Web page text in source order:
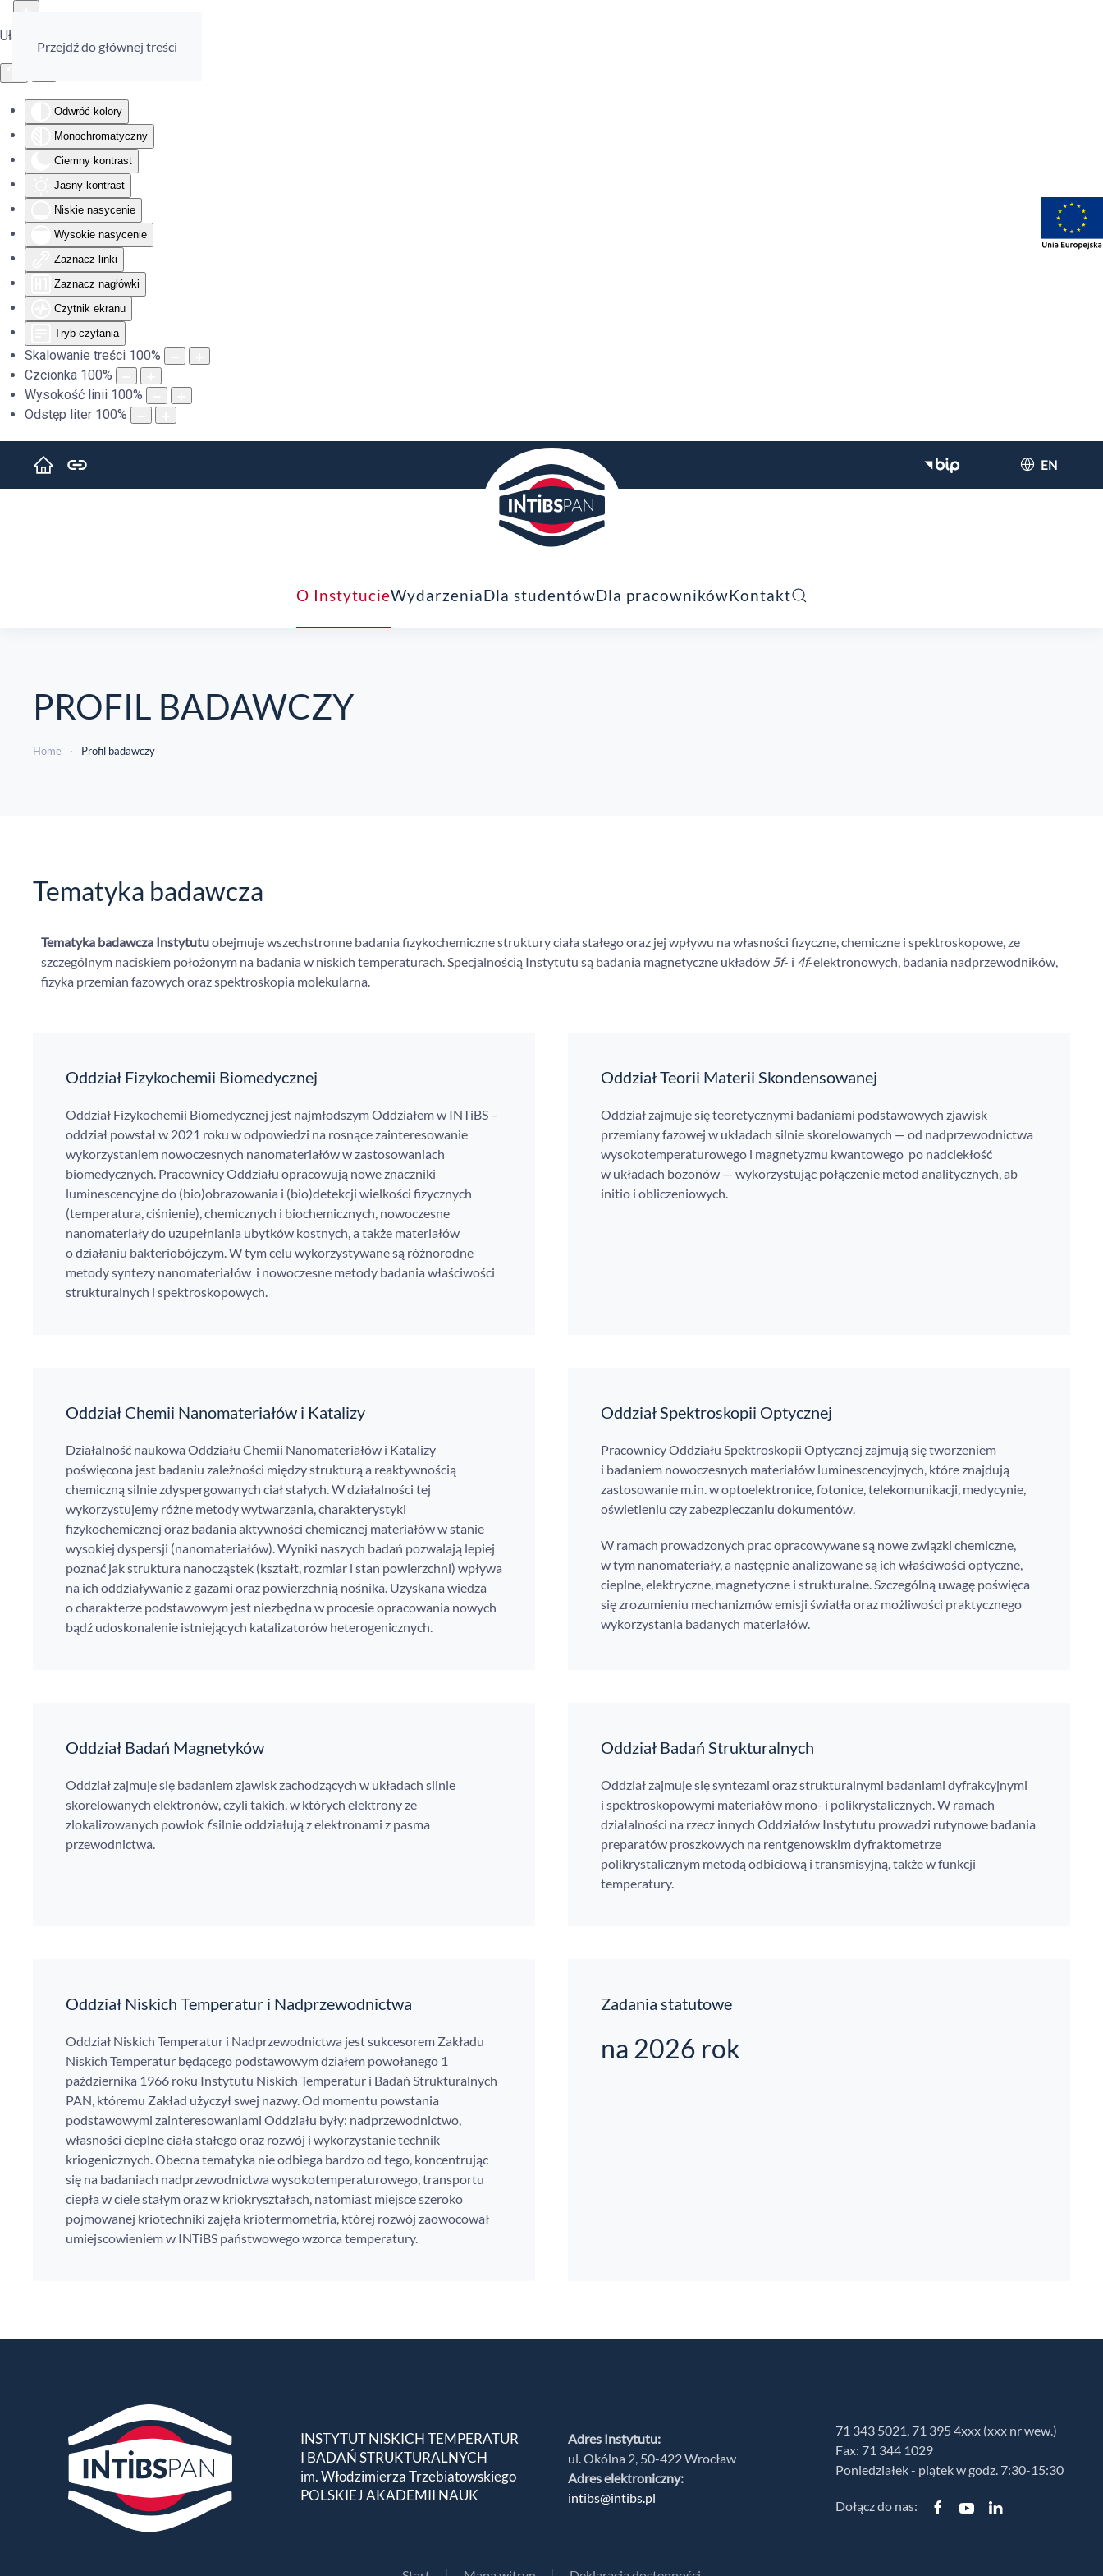
Ułatwienia dostępu
Odwróć kolory
Monochromatyczny
Ciemny kontrast
Jasny kontrast
Niskie nasycenie
Wysokie nasycenie
Zaznacz linki
Zaznacz nagłówki
Czytnik ekranu
Tryb czytania
Skalowanie treści 100%
Czcionka 100%
Wysokość linii 100%
Odstęp liter 100%
Przejdź do głównej treści
EN
O InstytucieWydarzeniaDla studentówDla pracownikówKontakt
PROFIL BADAWCZY
Home Profil badawczy
Tematyka badawcza
Tematyka badawcza Instytutuobejmuje wszechstronne badania fizykochemiczne struktury ciała stałego oraz jej wpływu na własności fizyczne, chemiczne i spektroskopowe, ze
szczególnym naciskiem położonym na badania w niskich temperaturach. Specjalnością Instytutu są badania magnetyczne układów 5f- i 4f-elektronowych, badania nadprzewodników,
fizyka przemian fazowych oraz spektroskopia molekularna.
Oddział Fizykochemii Biomedycznej
Oddział Fizykochemii Biomedycznej jest najmłodszym Oddziałem w INTiBS –
oddział powstał w 2021 roku w odpowiedzi na rosnące zainteresowanie
wykorzystaniem nowoczesnych nanomateriałów w zastosowaniach
biomedycznych. Pracownicy Oddziału opracowują nowe znaczniki
luminescencyjne do (bio)obrazowania i (bio)detekcji wielkości fizycznych
(temperatura, ciśnienie), chemicznych i biochemicznych, nowoczesne
nanomateriały do uzupełniania ubytków kostnych, a także materiałów
o działaniu bakteriobójczym. W tym celu wykorzystywane są różnorodne
metody syntezy nanomateriałów i nowoczesne metody badania właściwości
strukturalnych i spektroskopowych.
Oddział Teorii Materii Skondensowanej
Oddział zajmuje się teoretycznymi badaniami podstawowych zjawisk
przemiany fazowej w układach silnie skorelowanych — od nadprzewodnictwa
wysokotemperaturowego i magnetyzmu kwantowego po nadciekłość
w układach bozonów — wykorzystując połączenie metod analitycznych, ab
initio i obliczeniowych.
Oddział Chemii Nanomateriałów i Katalizy
Działalność naukowa Oddziału Chemii Nanomateriałów i Katalizy
poświęcona jest badaniu zależności między strukturą a reaktywnością
chemiczną silnie zdyspergowanych ciał stałych. W działalności tej
wykorzystujemy różne metody wytwarzania, charakterystyki
fizykochemicznej oraz badania aktywności chemicznej materiałów w stanie
wysokiej dyspersji (nanomateriałów). Wyniki naszych badań pozwalają lepiej
poznać jak struktura nanocząstek (kształt, rozmiar i stan powierzchni) wpływa
na ich oddziaływanie z gazami oraz powierzchnią nośnika. Uzyskana wiedza
o charakterze podstawowym jest niezbędna w procesie opracowania nowych
bądź udoskonalenie istniejących katalizatorów heterogenicznych.
Oddział Spektroskopii Optycznej
Pracownicy Oddziału Spektroskopii Optycznej zajmują się tworzeniem
i badaniem nowoczesnych materiałów luminescencyjnych, które znajdują
zastosowanie m.in. w optoelektronice, fotonice, telekomunikacji, medycynie,
oświetleniu czy zabezpieczaniu dokumentów.
W ramach prowadzonych prac opracowywane są nowe związki chemiczne,
w tym nanomateriały, a następnie analizowane są ich właściwości optyczne,
cieplne, elektryczne, magnetyczne i strukturalne. Szczególną uwagę poświęca
się zrozumieniu mechanizmów emisji światła oraz możliwości praktycznego
wykorzystania badanych materiałów.
Oddział Badań Magnetyków
Oddział zajmuje się badaniem zjawisk zachodzących w układach silnie
skorelowanych elektronów, czyli takich, w których elektrony ze
zlokalizowanych powłok fsilnie oddziałują z elektronami z pasma
przewodnictwa.
Oddział Badań Strukturalnych
Oddział zajmuje się syntezami oraz strukturalnymi badaniami dyfrakcyjnymi
i spektroskopowymi materiałów mono- i polikrystalicznych. W ramach
działalności na rzecz innych Oddziałów Instytutu prowadzi rutynowe badania
preparatów proszkowych na rentgenowskim dyfraktometrze
polikrystalicznym metodą odbiciową i transmisyjną, także w funkcji
temperatury.
Oddział Niskich Temperatur i Nadprzewodnictwa
Oddział Niskich Temperatur i Nadprzewodnictwa jest sukcesorem Zakładu
Niskich Temperatur będącego podstawowym działem powołanego 1
października 1966 roku Instytutu Niskich Temperatur i Badań Strukturalnych
PAN, któremu Zakład użyczył swej nazwy. Od momentu powstania
podstawowymi zainteresowaniami Oddziału były: nadprzewodnictwo,
własności cieplne ciała stałego oraz rozwój i wykorzystanie technik
kriogenicznych. Obecna tematyka nie odbiega bardzo od tego, koncentrując
się na badaniach nadprzewodnictwa wysokotemperaturowego, transportu
ciepła w ciele stałym oraz w kriokryształach, natomiast miejsce szeroko
pojmowanej kriotechniki zajęła kriotermometria, której rozwój zaowocował
umiejscowieniem w INTiBS państwowego wzorca temperatury.
Zadania statutowe
na 2026 rok
INSTYTUT NISKICH TEMPERATUR
I BADAŃ STRUKTURALNYCH
im. Włodzimierza Trzebiatowskiego
POLSKIEJ AKADEMII NAUK
Adres Instytutu:
ul. Okólna 2, 50-422 Wrocław
Adres elektroniczny:
intibs@intibs.pl
71 343 5021, 71 395 4xxx (xxx nr wew.)
Fax: 71 344 1029
Poniedziałek - piątek w godz. 7:30-15:30
Dołącz do nas: